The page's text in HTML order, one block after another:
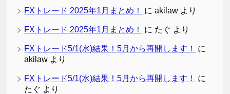
FXトレード 2025年1月まとめ！ にakilaw より
FXトレード 2025年1月まとめ！ に たぐ より
FXトレード5/1(水)結果！5月から再開します！
に
akilaw より
FXトレード5/1(水)結果！5月から再開します！
に
たぐ より